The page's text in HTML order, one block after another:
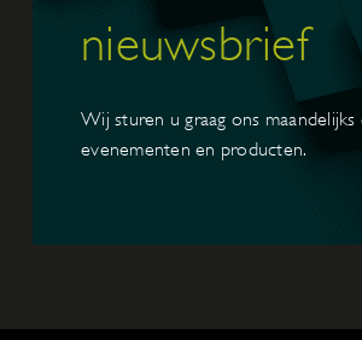
nieuwsbrief
Wij sturen u graag ons
evenementen en producten.